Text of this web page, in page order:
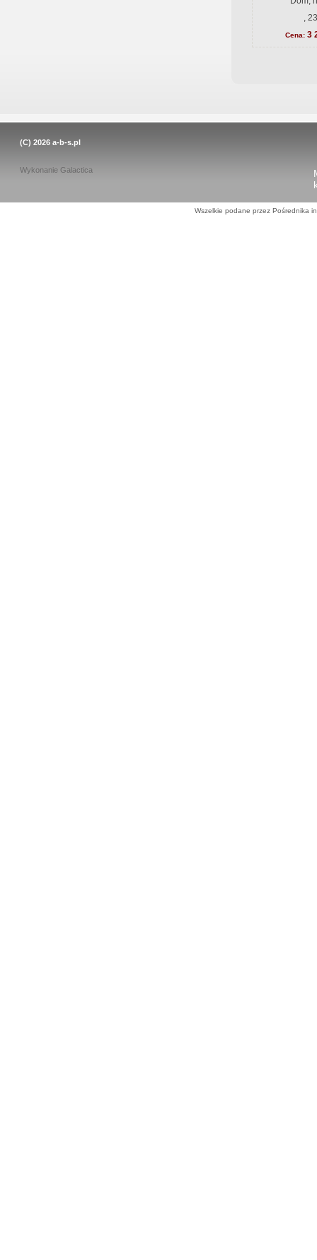
,
Cena: 3
(C) 2026 a-b-s.pl
Wykonanie Galactica
Wszelkie podane przez Pośrednika